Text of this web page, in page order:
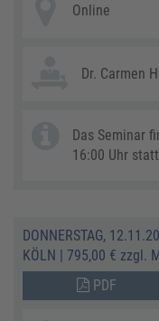
Online
Dr. Carmen
Das Seminar
16:00 Uhr
DONNERSTAG,
KÖLN | 795,00 € zzgl.
PDF